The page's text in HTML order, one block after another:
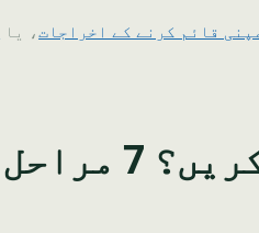
قائم کرنے کے اخراجات، یا
مراحل